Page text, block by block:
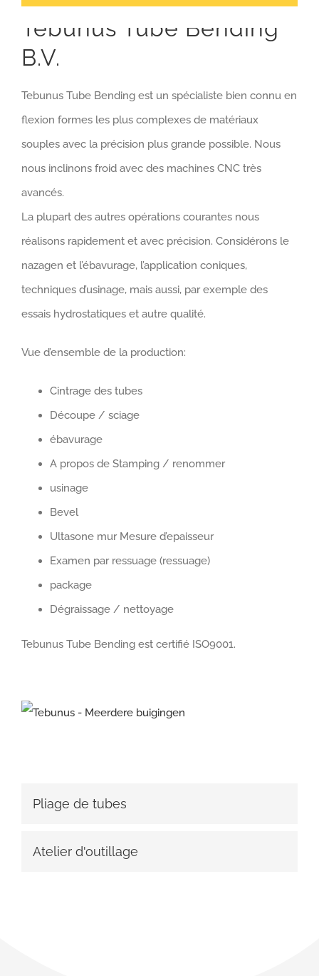
Tebunus Tube Bending
B.V.
Tebunus Tube Bending est un spécialiste bien connu en
flexion formes les plus complexes de matériaux
souples avec la précision plus grande possible. Nous
nous inclinons froid avec des machines CNC très
avancés.
La plupart des autres opérations courantes nous
réalisons rapidement et avec précision. Considérons le
nazagen et l’ébavurage, l’application coniques,
techniques d’usinage, mais aussi, par exemple des
essais hydrostatiques et autre qualité.
Vue d’ensemble de la production:
Cintrage des tubes
Découpe / sciage
ébavurage
A propos de Stamping / renommer
usinage
Bevel
Ultasone mur Mesure d’epaisseur
Examen par ressuage (ressuage)
package
Dégraissage / nettoyage
Tebunus Tube Bending est certifié ISO9001.
Pliage de tubes
Atelier d'outillage